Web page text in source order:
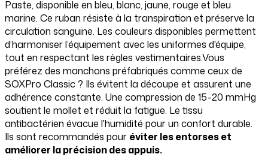
Paste, disponible en bleu, blanc, jaune, rouge et bleu
marine. Ce ruban résiste à la transpiration et préserve la
circulation sanguine. Les couleurs disponibles permettent
d’harmoniser l’équipement avec les uniformes d'équipe,
tout en respectant les règles vestimentaires.Vous
préférez des manchons préfabriqués comme ceux de
SOXPro Classic ? Ils évitent la découpe et assurent une
adhérence constante. Une compression de 15-20 mmHg
soutient le mollet et réduit la fatigue. Le tissu
antibactérien évacue l'humidité pour un confort durable.
Ils sont recommandés pour éviter les entorses et
améliorer la précision des appuis.